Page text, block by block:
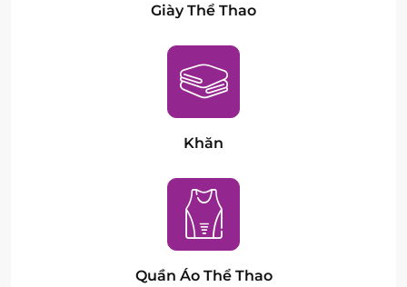
Giày Thể Thao
Khăn
Quần Áo Thể Thao